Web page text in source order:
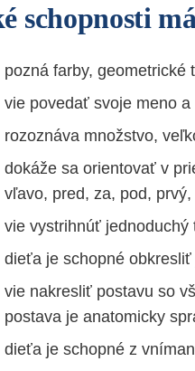
schopnosti
pozná farby,
vie povedať svoje meno
rozoznáva množstvo,
dokáže sa orientovať v
vľavo, pred, za, pod,
vie vystrihnúť jednoduchý
dieťa je schopné
vie nakresliť postavu so
postava je anatomicky
dieťa je schopné z